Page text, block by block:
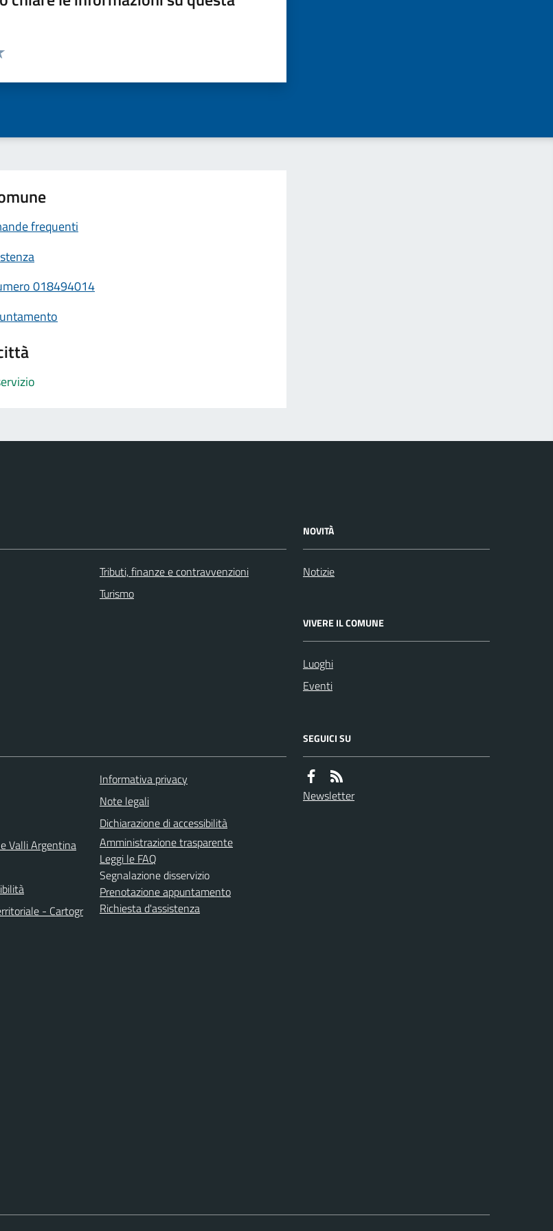
pagina
frequenti
018494014
Tributi, finanze e contravvenzioni
Turismo
NOVITÀ
Notizie
VIVERE IL COMUNE
Luoghi
Eventi
Valli Argentina
- Cartogr
Informativa privacy
Note legali
Dichiarazione di accessibilità
Amministrazione trasparente
Leggi le FAQ
Segnalazione disservizio
Prenotazione appuntamento
Richiesta d'assistenza
SEGUICI SU
Newsletter